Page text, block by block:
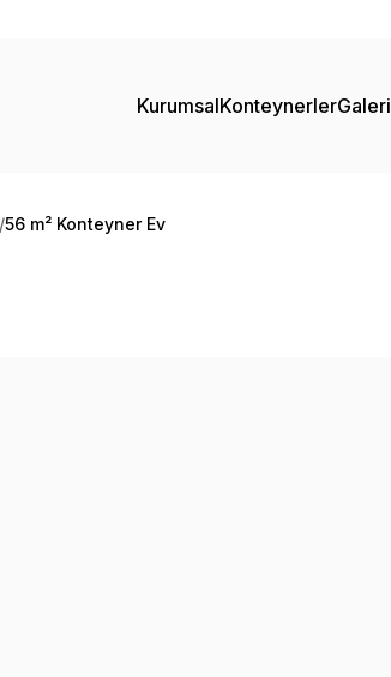
KurumsalKonteynerlerGaleri
56 m² Konteyner Ev